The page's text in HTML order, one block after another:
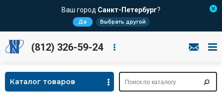
Ваш город Санкт-Петербург?
Да Выбрать другой
(812) 326-59-24
Каталог товаров